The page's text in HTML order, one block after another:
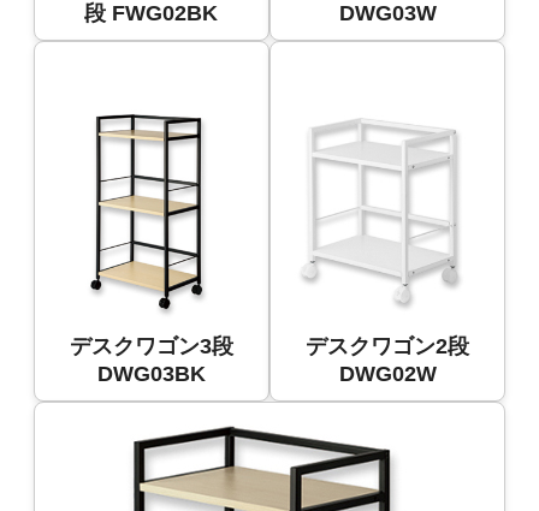
段 FWG02BK
DWG03W
デスクワゴン3段
DWG03BK
デスクワゴン2段
DWG02W